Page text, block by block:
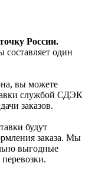
России.
составляет один
вы можете
службой СДЭК
заказов.
будут
заказа. Мы
выгодные